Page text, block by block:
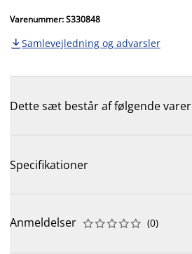
Varenummer: S330848
 Samlevejledning og advarsler
Dette sæt består af følgende varer
Specifikationer
Anmeldelser 




 (0)